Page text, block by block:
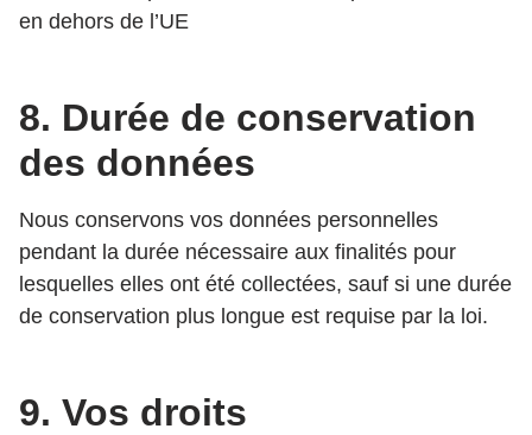
en dehors de l’UE
8. Durée de conservation
des données
Nous conservons vos données personnelles
pendant la durée nécessaire aux finalités pour
lesquelles elles ont été collectées, sauf si une durée
de conservation plus longue est requise par la loi.
9. Vos droits